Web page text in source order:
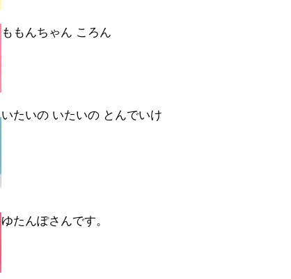
ももんちゃん ころん
いたいの いたいの とんでいけ
ゆたんぽさんです。